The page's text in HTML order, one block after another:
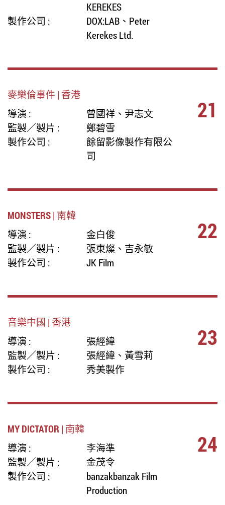
KEREKES
製作公司 :
DOX:LAB、Peter
Kerekes Ltd.
麥樂倫事件 | 香港
導演 :
曾國祥、尹志文
監製／製片 :
鄭碧雪
製作公司 :
餘留影像製作有限公
司
21
MONSTERS | 南韓
導演 :
金白俊
監製／製片 :
張東燦、吉永敏
製作公司 :
JK Film
22
音樂中國 | 香港
導演 :
張經緯
監製／製片 :
張經緯、黃雪莉
製作公司 :
秀美製作
23
MY DICTATOR | 南韓
導演 :
李海準
監製／製片 :
金茂令
製作公司 :
banzakbanzak Film
Production
24